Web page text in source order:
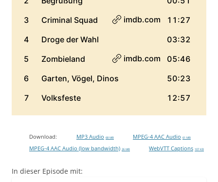
Download: MP3 Audio 68 MB MPEG-4 AAC Audio 61 MB
MPEG-4 AAC Audio (low bandwidth) 26 MB WebVTT Captions 107 KB
In dieser Episode mit: